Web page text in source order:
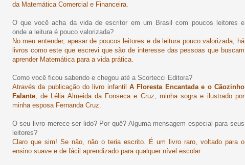
da Matemática Comercial e Financeira.
O que você acha da vida de escritor em um Brasil com poucos leitores e
onde a leitura é pouco valorizada?
No meu entender, apesar de poucos leitores e da leitura pouco valorizada, há
livros como este que escrevi que são de interesse das pessoas que buscam
aprender Matemática para a vida prática.
Como você ficou sabendo e chegou até a Scortecci Editora?
Através da publicação do livro infantilA Floresta Encantada e o Cãozinho
Falante, de Lélia Almeida da Fonseca e Cruz, minha sogra e ilustrado por
minha esposa Fernanda Cruz.
O seu livro merece ser lido? Por quê? Alguma mensagem especial para seus
leitores?
Claro que sim! Se não, não o teria escrito. É um livro raro, voltado para o
ensino suave e de fácil aprendizado para qualquer nível escolar.